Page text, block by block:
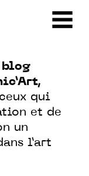
qui
et de
un
l’art